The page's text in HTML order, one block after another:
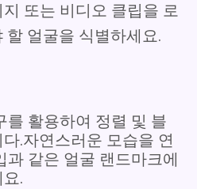
또는 비디오 클립을 로
할 얼굴을 식별하세요.
를 활용하여 정렬 및 블
.자연스러운 모습을 연
과 같은 얼굴 랜드마크에
.